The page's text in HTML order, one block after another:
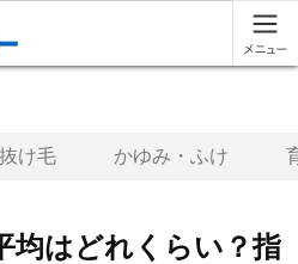
抜け毛 かゆみ・ふけ
均はどれくらい？指